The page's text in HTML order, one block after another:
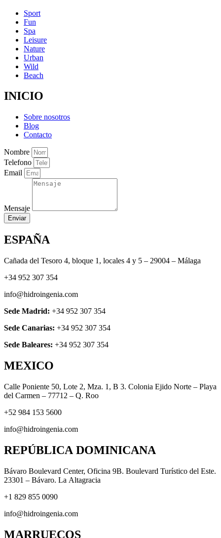
Sport
Fun
Spa
Leisure
Nature
Urban
Wild
Beach
INICIO
Sobre nosotros
Blog
Contacto
Nombre
Telefono
Email
Mensaje
Enviar
ESPAÑA
Cañada del Tesoro 4, bloque 1, locales 4 y 5 – 29004 – Málaga
+34 952 307 354
info@hidroingenia.com
Sede Madrid: +34 952 307 354
Sede Canarias: +34 952 307 354
Sede Baleares: +34 952 307 354
MEXICO
Calle Poniente 50, Lote 2, Mza. 1, B 3. Colonia Ejido Norte – Playa
del Carmen – 77712 – Q. Roo
+52 984 153 5600
info@hidroingenia.com
REPÚBLICA DOMINICANA
Bávaro Boulevard Center, Oficina 9B. Boulevard Turístico del Este.
23301 – Bávaro. La Altagracia
+1 829 855 0090
info@hidroingenia.com
MARRUECOS